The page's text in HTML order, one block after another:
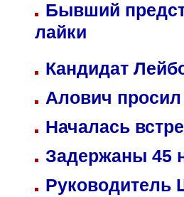
Бывший
лайки
Кандидат
Алович просил
Началась
Задержаны 45
Руководитель